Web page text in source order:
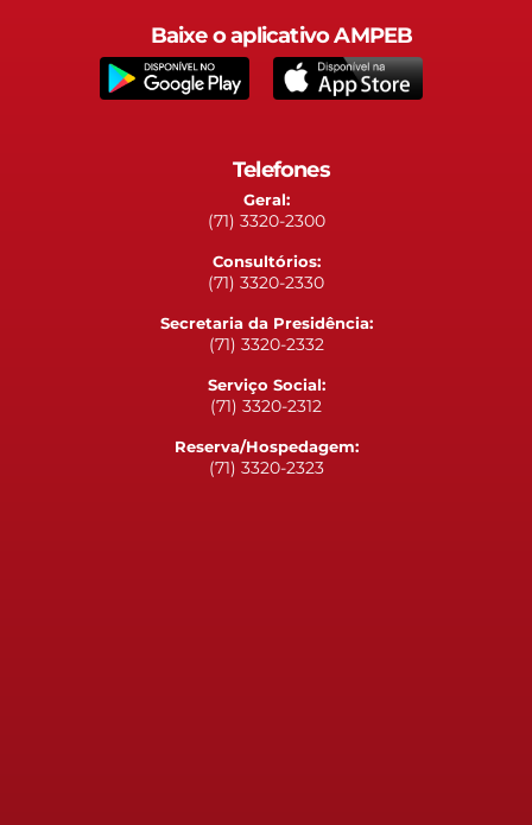
Baixe o aplicativo AMPEB
Telefones
Geral:
(71) 3320-2300
Consultórios:
(71) 3320-2330
Secretaria da Presidência:
(71) 3320-2332
Serviço Social:
(71) 3320-2312
Reserva/Hospedagem:
(71) 3320-2323